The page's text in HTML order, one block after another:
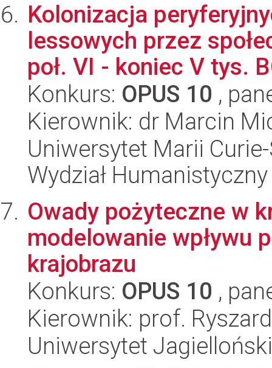
Kolonizacja
lessowych przez
poł. VI - koniec V tys.
Konkurs: OPUS 10 ,
Kierownik: dr Marcin
Uniwersytet Marii
Wydział Humanistyczny
Owady pożyteczne w
modelowanie wpływu
krajobrazu
Konkurs: OPUS 10 ,
Kierownik: prof.
Uniwersytet